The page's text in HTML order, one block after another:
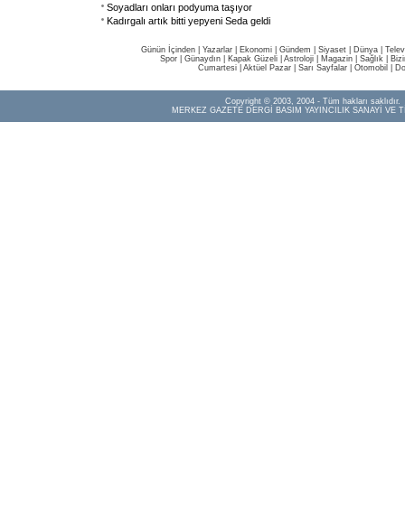
Soyadları onları podyuma taşıyor
Kadırgalı artık bitti yepyeni Seda geldi
Günün İçinden Yazarlar Ekonomi Gündem Siyaset Dünya |
Spor
Günaydın Kapak Güzeli Astroloji Magazin Sağlık
Cumartesi| Aktüel Pazar| Sarı Sayfalar| Otomobil
Copyright © 2003, 2004 - Tüm hakları saklıdır.
MERKEZ GAZETE DERGİ BASIM YAYINCILIK SANAYİ VE